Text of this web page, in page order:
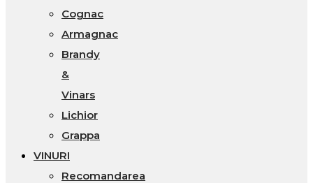
Cognac
Armagnac
Brandy
&
Vinars
Lichior
Grappa
VINURI
Recomandarea